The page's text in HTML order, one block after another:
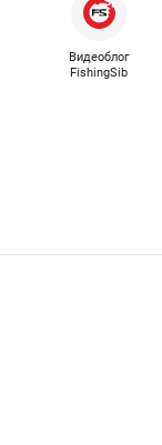
Видеоблог
FishingSib